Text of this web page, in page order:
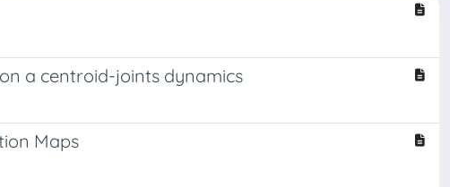
a centroid-joints dynamics
Maps